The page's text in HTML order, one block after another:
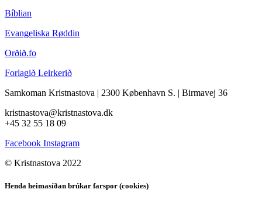
Bíblian
Evangeliska Røddin
Orðið.fo
Forlagið Leirkerið
Samkoman Kristnastova | 2300 København S. | Birmavej 36
kristnastova@kristnastova.dk
+45 32 55 18 09
Facebook Instagram
© Kristnastova 2022
Henda heimasíðan brúkar farspor (cookies)